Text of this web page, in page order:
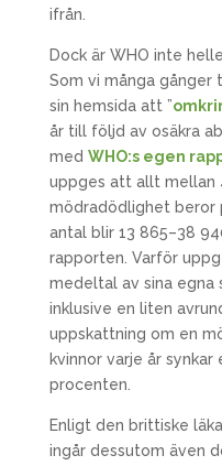
ifrån.
Dock är WHO inte
Som vi många gånger
sin hemsida att ”
år till följd av osäkra
med WHO:s egen
uppges att allt mellan
mödradödlighet beror
antal blir 13 865–38
rapporten. Varför
medeltal av sina egna
inklusive en liten
uppskattning om en
kvinnor varje år
procenten.
Enligt den brittiske
ingår dessutom även